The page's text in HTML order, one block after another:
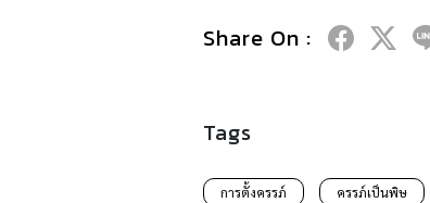
Share On :
Tags
การตั้งครรภ์ ครรภ์เป็นพิษ